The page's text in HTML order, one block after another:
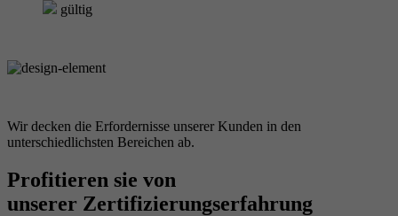
gültig
Wir decken die Erfordernisse unserer Kunden in den
unterschiedlichsten Bereichen ab.
Profitieren sie von
unserer Zertifizierungserfahrung